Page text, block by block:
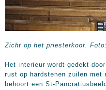
Zicht op het priesterkoor.
Het interieur wordt gedekt
rust op hardstenen zuilen met
behoort een St-